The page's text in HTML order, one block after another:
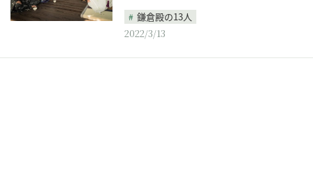
鎌倉殿の13人
2022/3/13